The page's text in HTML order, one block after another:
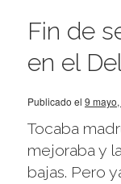
Fin de
en el
Publicado el 9
Tocaba
mejoraba y
bajas. Pero